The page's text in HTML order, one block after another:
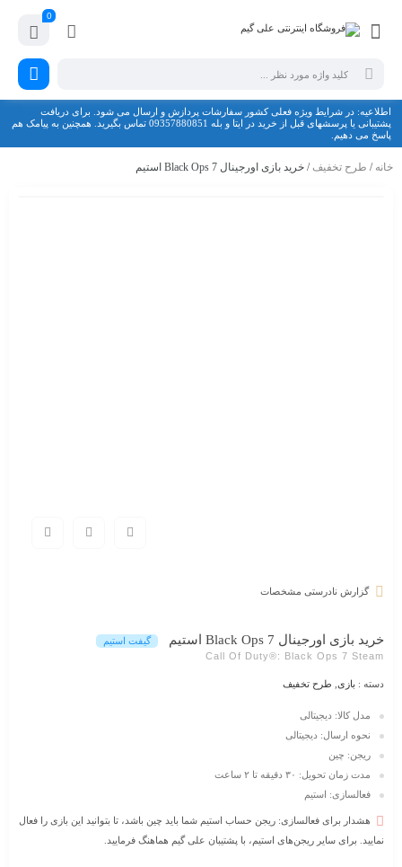
0
اطلاعیه: در شرایط ویژه فعلی کشور سفارشات پردازش و ارسال می شود. برای دریافت
پشتیبانی یا پرسشهای قبل از خرید در ایتا و بله 09357880851 تماس بگیرید. همچنین به پیامک هم
پاسخ می دهیم.
خانه / طرح تخفیف / خرید بازی اورجینال Black Ops 7 استیم
گزارش نادرستی مشخصات
خرید بازی اورجینال Black Ops 7 استیم
گیفت استیم
Call Of Duty®: Black Ops 7 Steam
دسته : بازی طرح تخفیف
مدل کالا: دیجیتالی
نحوه ارسال: دیجیتالی
ریجن: چین
مدت زمان تحویل: ۳۰ دقیقه تا ۲ ساعت
فعالسازی: استیم
هشدار برای فعالسازی: ریجن حساب استیم شما باید چین باشد، تا بتوانید این بازی را فعال
نمایید. برای سایر ریجن‌های استیم، با پشتیبان علی گیم هماهنگ فرمایید.